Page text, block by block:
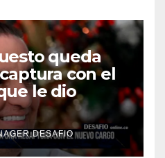
queda
con el
le dio